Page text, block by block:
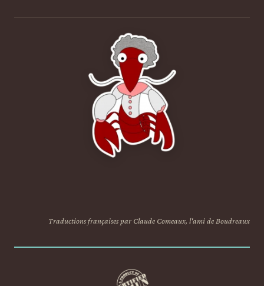
Traductions françaises par Claude Comeaux, l'ami de Boudreaux